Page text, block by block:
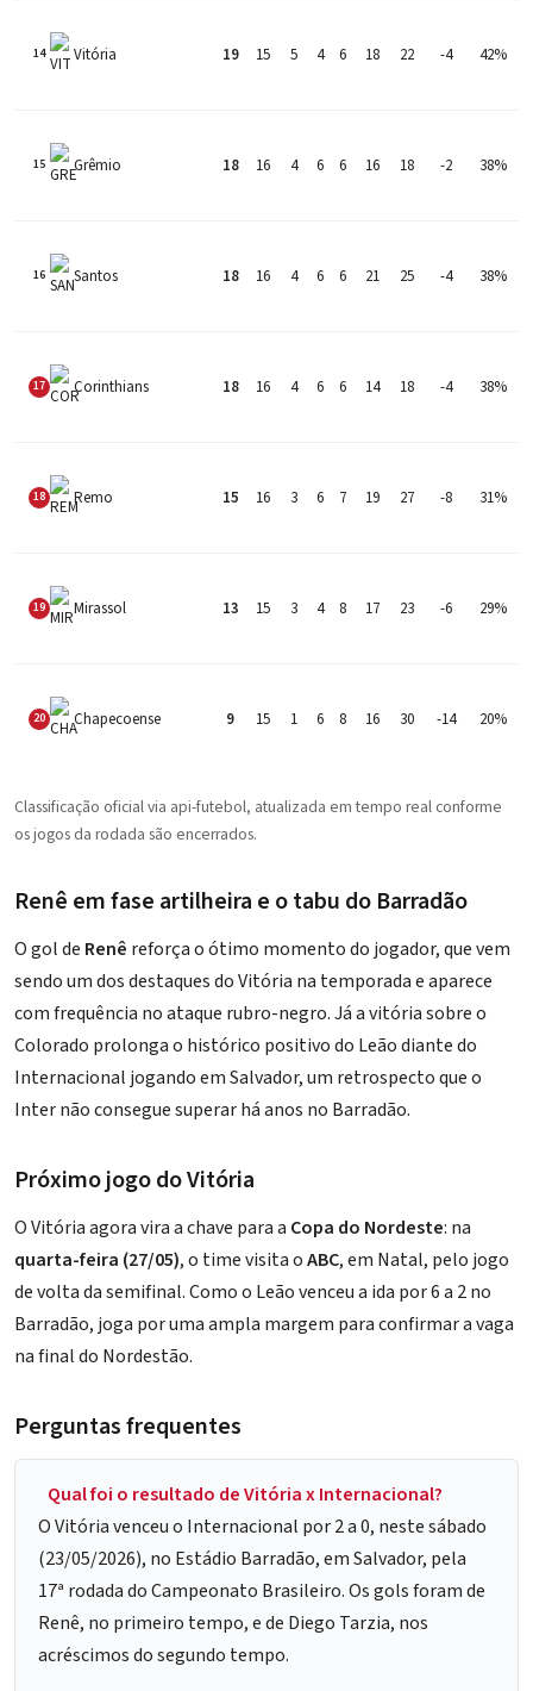
14 Vitória 19 15 5 4 6 18 22 -4 42%
15 Grêmio 18 16 4 6 6 16 18 -2 38%
16 Santos 18 16 4 6 6 21 25 -4 38%
17 Corinthians 18 16 4 6 6 14 18 -4 38%
18 Remo 15 16 3 6 7 19 27 -8 31%
19 Mirassol 13 15 3 4 8 17 23 -6 29%
20 Chapecoense 9 15 1 6 8 16 30 -14 20%
Classificação oficial via api-futebol, atualizada em tempo real conforme
os jogos da rodada são encerrados.
Renê em fase artilheira e o tabu do Barradão
O gol de Renê reforça o ótimo momento do jogador, que vem
sendo um dos destaques do Vitória na temporada e aparece
com frequência no ataque rubro-negro. Já a vitória sobre o
Colorado prolonga o histórico positivo do Leão diante do
Internacional jogando em Salvador, um retrospecto que o
Inter não consegue superar há anos no Barradão.
Próximo jogo do Vitória
O Vitória agora vira a chave para a Copa do Nordeste: na
quarta-feira (27/05), o time visita oABC, em Natal, pelo jogo
de volta da semifinal. Como o Leãovenceu a ida por 6 a 2 no
Barradão, joga por uma ampla margem para confirmar a vaga
na final do Nordestão.
Perguntas frequentes
Qual foi o resultado de Vitória x Internacional?
O Vitória venceu o Internacional por 2 a 0, neste sábado
(23/05/2026), no Estádio Barradão, em Salvador, pela
17ª rodada do Campeonato Brasileiro. Os gols foram de
Renê, no primeiro tempo, e de Diego Tarzia, nos
acréscimos do segundo tempo.